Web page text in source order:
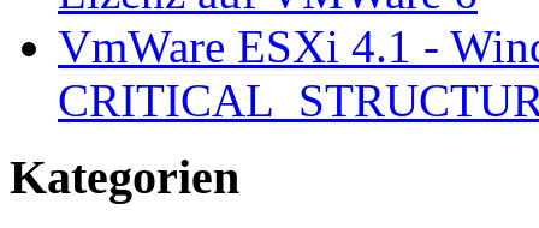
VmWare ESXi 4.1 -
Kategorien